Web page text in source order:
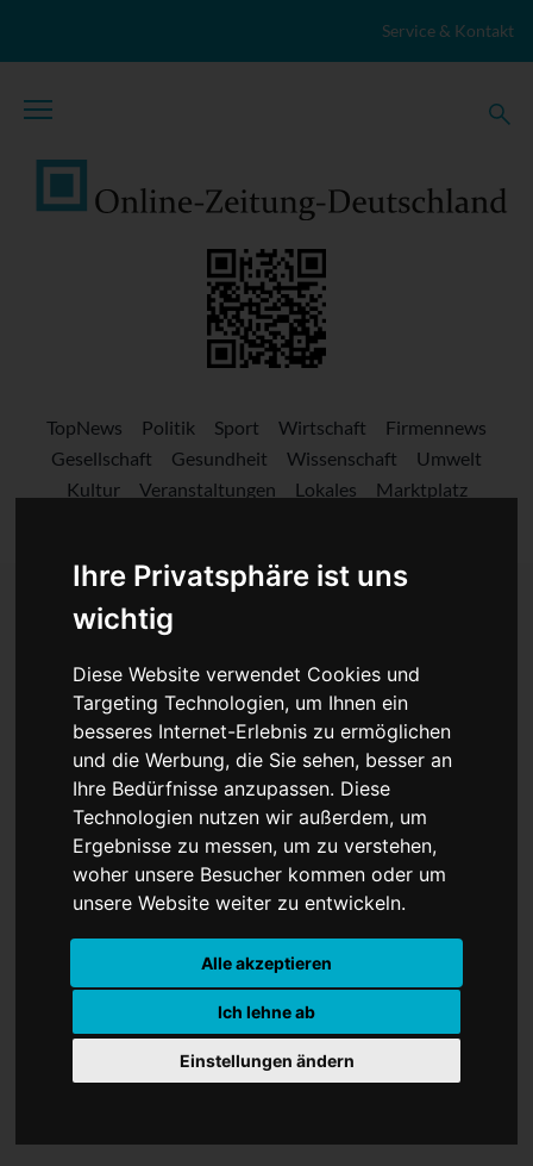
Ihre Privatsphäre ist uns
wichtig
Diese Website verwendet Cookies und
Targeting Technologien, um Ihnen ein
besseres Internet-Erlebnis zu ermöglichen
und die Werbung, die Sie sehen, besser an
Ihre Bedürfnisse anzupassen. Diese
Technologien nutzen wir außerdem, um
Ergebnisse zu messen, um zu verstehen,
woher unsere Besucher kommen oder um
unsere Website weiter zu entwickeln.
Alle akzeptieren
Ich lehne ab
Einstellungen ändern
Service & Kontakt
TopNews Politik Sport Wirtschaft
Firmennews
Gesellschaft
Gesundheit Wissenschaft
Umwelt
Kultur
Veranstaltungen Lokales
Marktplatz
„Der Unsterbliche“ ist
gegangen – Wrestling-
Legende Hulk Hogan
stirbt mit 71 Jahren